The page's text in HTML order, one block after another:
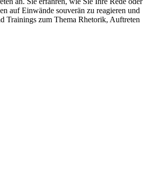
auf Einwände souverän zu reagieren und
Trainings zum Thema Rhetorik, Auftreten